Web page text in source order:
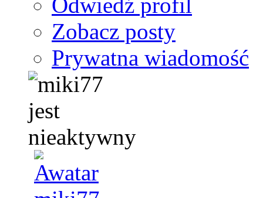
Zobacz posty
Prywatna wiadomość